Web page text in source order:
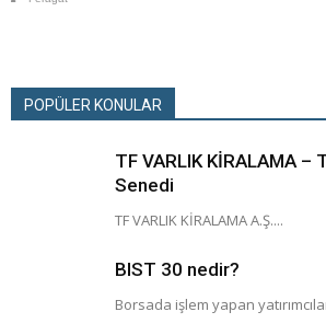
POPÜLER KONULAR
TF VARLIK KİRALAMA –
Senedi
TF VARLIK KİRALAMA A.Ş....
BIST 30 nedir?
Borsada işlem yapan